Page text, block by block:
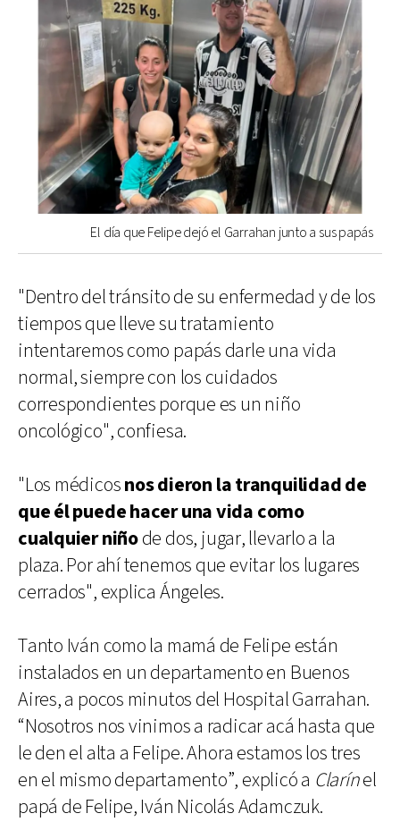
El día que Felipe dejó el Garrahan junto a sus papás
"Dentro del tránsito de su enfermedad y de los
tiempos que lleve su tratamiento
intentaremos como papás darle una vida
normal, siempre con los cuidados
correspondientes porque es un niño
oncológico", confiesa.
"Los médicosnos dieron la tranquilidad de
que él puede hacer una vida como
cualquier niñode dos, jugar, llevarlo a la
plaza. Por ahí tenemos que evitar los lugares
cerrados", explica Ángeles.
Tanto Iván como la mamá de Felipe están
instalados en un departamento en Buenos
Aires, a pocos minutos del Hospital Garrahan.
“Nosotros nos vinimos a radicar acá hasta que
le den el alta a Felipe. Ahora estamos los tres
en el mismo departamento”, explicó a Clarínel
papá de Felipe, Iván Nicolás Adamczuk.